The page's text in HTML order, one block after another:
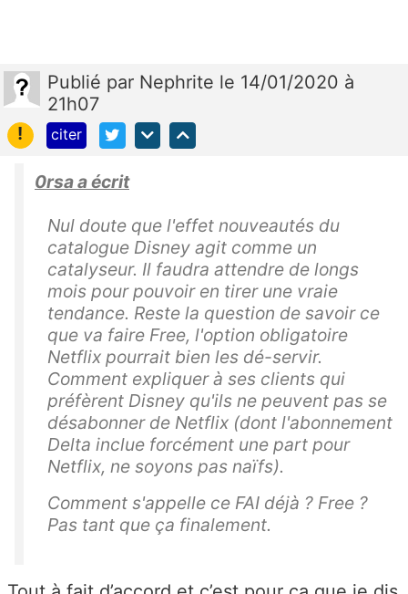
Publié par Nephrite le 14/01/2020 à
21h07
!
citer
0rsa a écrit
Nul doute que l'effet nouveautés du
catalogue Disney agit comme un
catalyseur. Il faudra attendre de longs
mois pour pouvoir en tirer une vraie
tendance. Reste la question de savoir ce
que va faire Free, l'option obligatoire
Netflix pourrait bien les dé-servir.
Comment expliquer à ses clients qui
préfèrent Disney qu'ils ne peuvent pas se
désabonner de Netflix (dont l'abonnement
Delta inclue forcément une part pour
Netflix, ne soyons pas naïfs).
Comment s'appelle ce FAI déjà ? Free ?
Pas tant que ça finalement.